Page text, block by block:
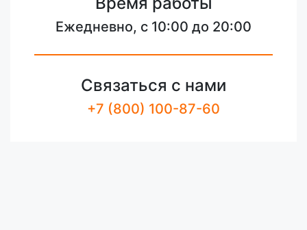
Ежедневно, с 10:00 до 20:00
Связаться с нами
+7 (800) 100-87-60